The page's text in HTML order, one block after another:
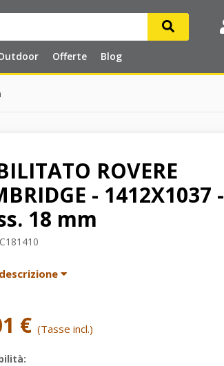
Offerte Blog
ROVERE
- 1412X1037 -
18 mm
€ (Tasse incl.)